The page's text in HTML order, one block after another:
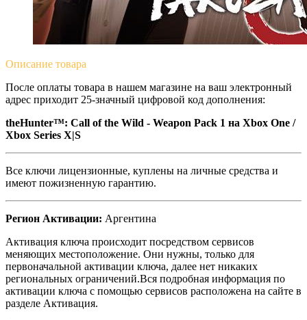
Описание товара
После оплаты товара в нашем магазине на ваш электронный
адрес приходит 25-значный цифровой код дополнения:
theHunter™: Call of the Wild - Weapon Pack 1 на Xbox One /
Xbox Series X|S
Все ключи лицензионные, куплены на личные средства и
имеют пожизненную гарантию.
Регион Активации: Аргентина
Активация ключа происходит посредством сервисов
меняющих местоположение. Они нужны, только для
первоначальной активации ключа, далее нет никаких
региональных ограничений.Вся подробная информация по
активации ключа с помощью сервисов расположена на сайте в
разделе Активация.